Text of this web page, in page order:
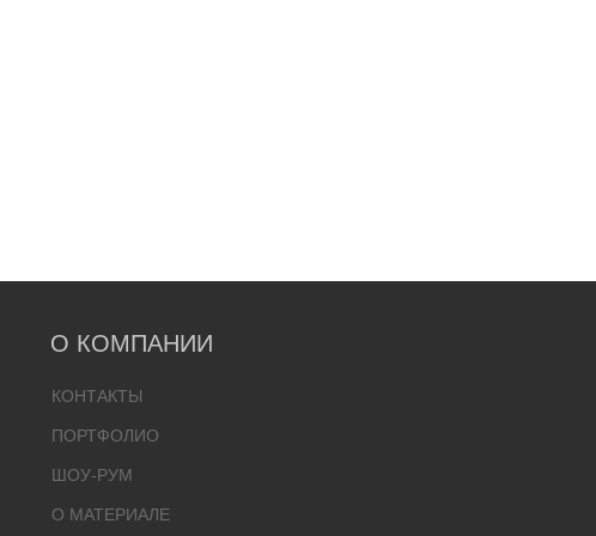
О КОМПАНИИ
КОНТАКТЫ
ПОРТФОЛИО
ШОУ-РУМ
О МАТЕРИАЛЕ